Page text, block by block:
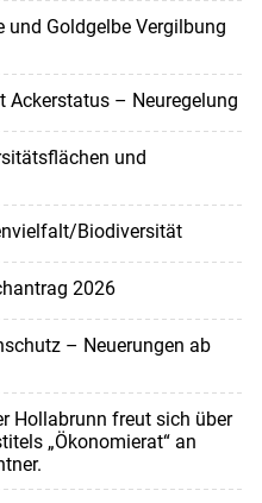
und Goldgelbe Vergilbung
Ackerstatus – Neuregelung
und
Biodiversität
2026
– Neuerungen ab
Hollabrunn freut sich über
„Ökonomierat“ an